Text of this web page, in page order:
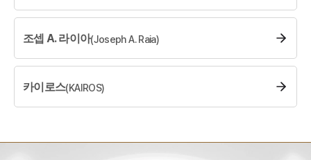
조셉 A. 라이아(Joseph A. Raia)
카이로스(KAIROS)